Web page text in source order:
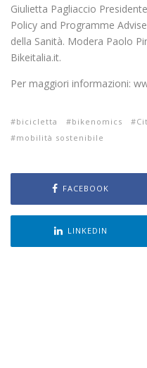
Giulietta Pagliaccio
Policy and Programme
della Sanità. Modera Paolo
Bikeitalia.it.
Per maggiori informazioni:
bicicletta bikenomics
mobilità sostenibile
FACEBOOK
LINKEDIN